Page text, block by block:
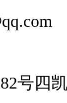
号四